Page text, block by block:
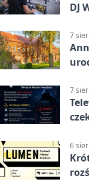
DJ
7
7
6